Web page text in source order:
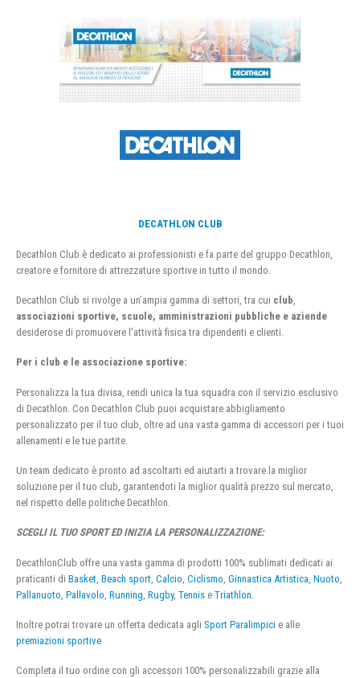
DECATHLON CLUB
Decathlon Club è dedicato ai professionisti e fa parte del gruppo Decathlon,
creatore e fornitore di attrezzature sportive in tutto il mondo.
Decathlon Club si rivolge a un’ampia gamma di settori, tra cui club
associazioni sportive, scuole, amministrazioni pubbliche e aziende
desiderose di promuovere l’attività fisica tra dipendenti e clienti.
Per i club e le associazione sportive:
Personalizza la tua divisa, rendi unica la tua squadra con il servizio esclusivo
di Decathlon. Con Decathlon Club puoi acquistare abbigliamento
personalizzato per il tuo club, oltre ad una vasta gamma di accessori per i tuoi
allenamenti e le tue partite.
Un team dedicato è pronto ad ascoltarti ed aiutarti a trovare la miglior
soluzione per il tuo club, garantendoti la miglior qualità prezzo sul mercato,
nel rispetto delle politiche Decathlon.
SCEGLI IL TUO SPORT ED INIZIA LA PERSONALIZZAZIONE:
DecathlonClub offre una vasta gamma di prodotti 100% sublimati dedicati ai
praticanti di Basket Beach sport Calcio Ciclismo Ginnastica Artistica Nuoto
Pallanuoto Pallavolo Running Rugby, Tennis e Triathlon
Inoltre potrai trovare un offerta dedicata agli Sport Paralimpici e alle
premiazioni sportive
Completa il tuo ordine con gli accessori 100% personalizzabili grazie alla